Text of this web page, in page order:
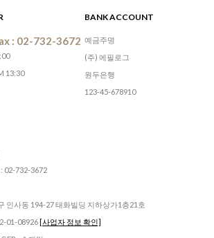
: 02-732-3672
13:30
BANK ACCOUNT
예금주명
(주) 에필로그
원두은행
123-45-678910
02-732-3672
인사동 194-27 태화빌딩 지하상가1층21호
01-08926[사업자 정보 확인]